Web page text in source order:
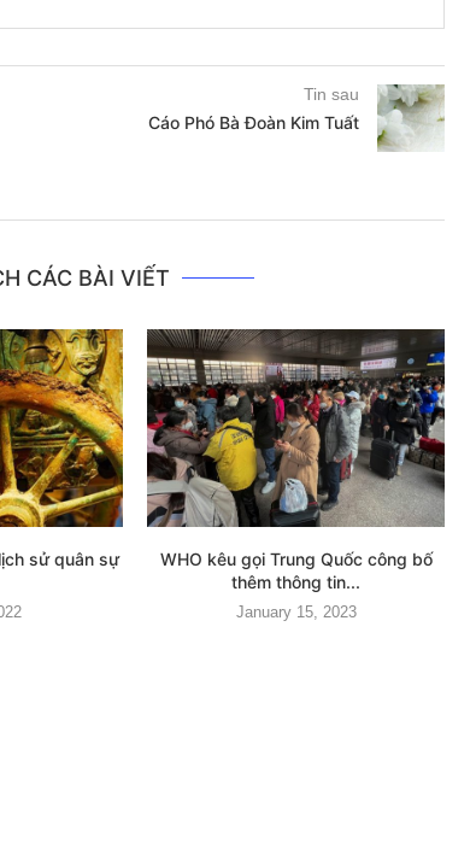
Tin sau
Cáo Phó Bà Đoàn Kim Tuất
CÁC BÀI VIẾT
sử quân sự
WHO kêu gọi Trung Quốc công bố
thêm thông tin...
January 15, 2023